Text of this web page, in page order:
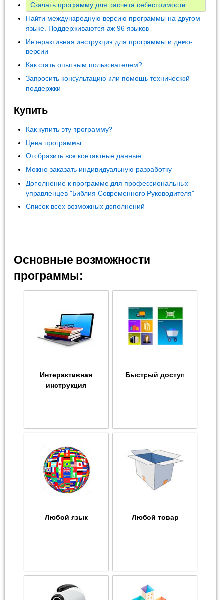
Скачать программу для расчета себестоимости
Найти международную версию программы на другом
языке. Поддерживаются аж 96 языков
Интерактивная инструкция для программы и демо-
версии
Как стать опытным пользователем?
Запросить консультацию или помощь технической
поддержки
Купить
Как купить эту программу?
Цена программы
Отобразить все контактные данные
Можно заказать индивидуальную разработку
Дополнение к программе для профессиональных
управленцев "Библия Современного Руководителя"
Список всех возможных дополнений
Основные возможности
программы:
Интерактивная
инструкция
Быстрый доступ
Любой язык Любой товар